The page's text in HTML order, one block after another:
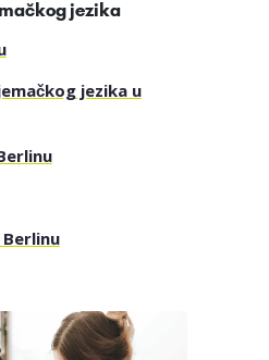
jezika
jezika u